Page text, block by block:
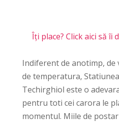
Îți place? Click aici să îi
Indiferent de anotimp, de
de temperatura,
Techirghiol este o
pentru toti cei carora le
momentul. Miile de